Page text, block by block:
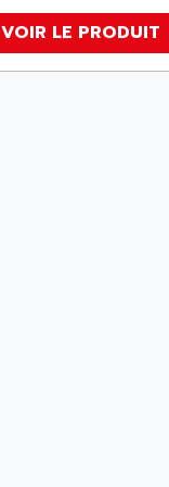
VOIR LE PRODUIT